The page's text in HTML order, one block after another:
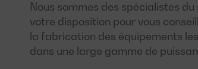
Nous sommes des spécialistes
votre disposition pour vous
la fabrication des équipements
dans une large gamme de